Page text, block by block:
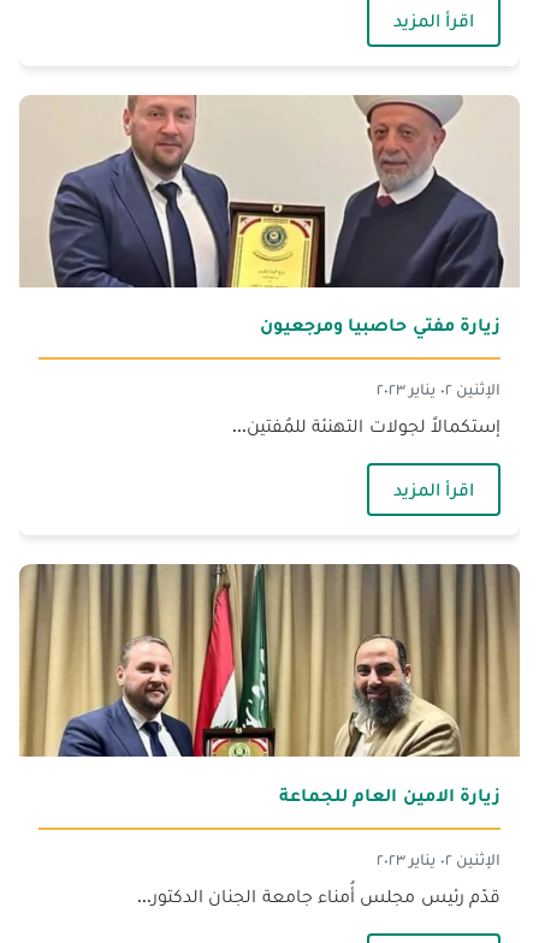
اقرأ المزيد
زيارة مفتي حاصبيا ومرجعيون
الإثنين ٠٢ يناير ٢٠٢٣
إستكمالاً لجولات التهنئة للمُفتين...
اقرأ المزيد— زيارة مفتي حاصبيا ومرجعيون
زيارة الامين العام للجماعة‎
الإثنين ٠٢ يناير ٢٠٢٣
قدّم رئيس مجلس أُمناء جامعة الجنان الدكتور...